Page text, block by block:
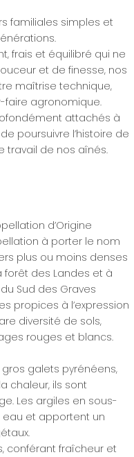
familiales simples et
frais et équilibré qui ne
et de finesse, nos
maîtrise technique,
faire agronomique.
attachés à
poursuivre l’histoire de
travail de nos aînés.
d’Origine
à porter le nom
plus ou moins denses
forêt des Landes et à
Sud des Graves
propices à l’expression
diversité de sols,
rouges et blancs.
galets pyrénéens,
chaleur, ils sont
Les argiles en sous-
eau et apportent un
conférant fraîcheur et